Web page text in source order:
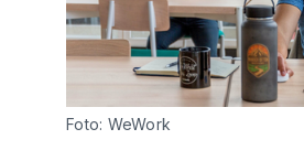
Foto: WeWork